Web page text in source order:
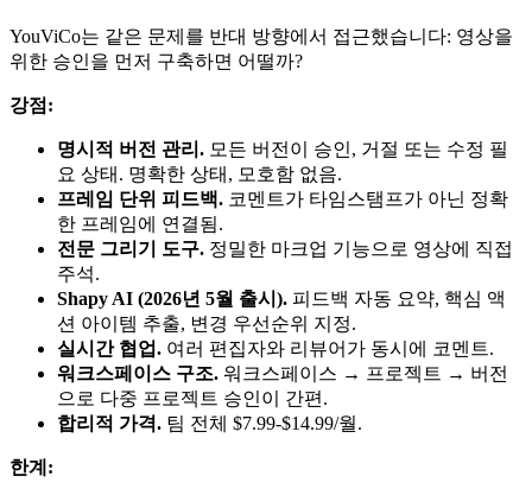
YouViCo는 같은 문제를 반대 방향에서 접근했습니다: 영상을
위한 승인을 먼저 구축하면 어떨까?
강점:
명시적 버전 관리. 모든 버전이 승인, 거절 또는 수정 필
요 상태. 명확한 상태, 모호함 없음.
프레임 단위 피드백. 코멘트가 타임스탬프가 아닌 정확
한 프레임에 연결됨.
전문 그리기 도구. 정밀한 마크업 기능으로 영상에 직접
주석.
Shapy AI (2026년 5월 출시). 피드백 자동 요약, 핵심 액
션 아이템 추출, 변경 우선순위 지정.
실시간 협업. 여러 편집자와 리뷰어가 동시에 코멘트.
워크스페이스 구조. 워크스페이스 → 프로젝트 → 버전
으로 다중 프로젝트 승인이 간편.
합리적 가격. 팀 전체 $7.99-$14.99/월.
한계: